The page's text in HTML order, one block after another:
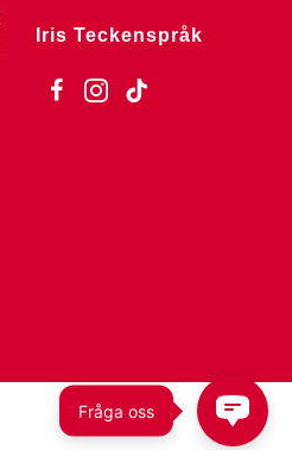
Iris Teckenspråk
facebookinstagram
tiktok